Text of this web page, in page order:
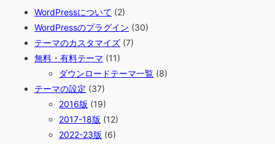
WordPressについて (2)
WordPressのプラグイン (30)
テーマのカスタマイズ (7)
無料・有料テーマ (11)
ダウンロードテーマ一覧 (8)
テーマの設定 (37)
2016版 (19)
2017-18版 (12)
2022-23版 (6)